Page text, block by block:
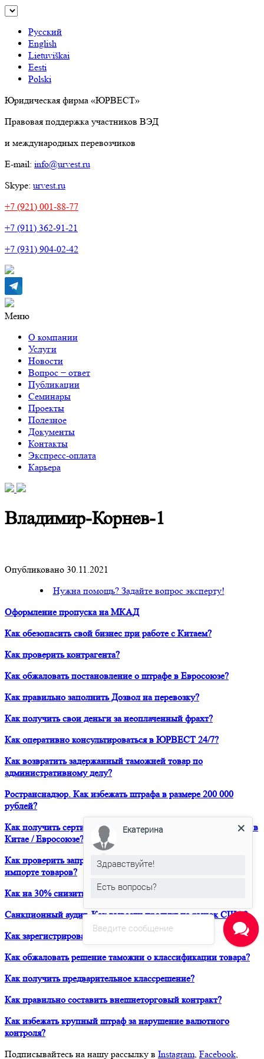
Русский
English
Lietuviškai
Eesti
Polski
Юридическая фирма «ЮРВЕСТ»
Правовая поддержка участников ВЭД
и международных перевозчиков
E-mail: info@urvest.ru
Skype: urvest.ru
+7 (921) 001-88-77
+7 (911) 362-91-21
+7 (931) 904-02-42
Меню
О компании
Услуги
Новости
Вопрос − ответ
Публикации
Семинары
Проекты
Полезное
Документы
Контакты
Экспресс-оплата
Карьера
Владимир-Корнев-1
Опубликовано 30.11.2021
Нужна помощь? Задайте вопрос эксперту!
Оформление пропуска на МКАД
Как обезопасить свой бизнес при работе с Китаем?
Как проверить контрагента?
Как обжаловать постановление о штрафе в Евросоюзе?
Как правильно заполнить Дозвол на перевозку?
Как получить свои деньги за неоплаченный фрахт?
Как оперативно консультироваться в ЮРВЕСТ 24/7?
Как возвратить задержанный таможней товар по
административному делу?
Ространснадзор. Как избежать штрафа в размере 200 000
рублей?
Как получить сертификат о форс-мажорных обстоятельствах в
Китае / Евросоюзе?
Как проверить запреты и ограничения при транзите и
импорте товаров?
Как на 30% снизить расходы своей компании на ВЭД?
Санкционный аудит. Как вывести продукт на рынок США?
Как зарегистрировать товарный знак в ТРОИС?
Как обжаловать решение таможни о классификации товара?
Как получить предварительное классрешение?
Как правильно составить внешнеторговый контракт?
Как избежать крупный штраф за нарушение валютного
контроля?
Подписывайтесь на нашу рассылку в Instagram, Facebook,
Введите сообщение
Екатерина
Здравствуйте!
Есть вопросы?